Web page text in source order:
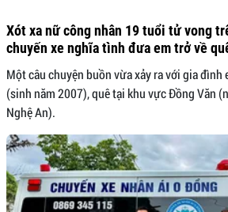
Xót xa nữ công nhân 19 tuổi tử vong
chuyến xe nghĩa tình đưa em trở về
Một câu chuyện buồn vừa xảy ra với gia đình
(sinh năm 2007), quê tại khu vực Đồng Văn
Nghệ An).